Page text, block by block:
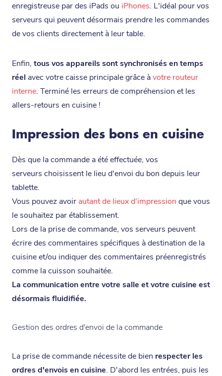
enregistreuse par des iPads ou iPhones. L'idéal pour vos
serveurs qui peuvent désormais prendre les commandes
de vos clients directement à leur table.
Enfin, tous vos appareils sont synchronisés en temps
réel avec votre caisse principale grâce àvotre routeur
interne. Terminé les erreurs de compréhension et les
allers-retours en cuisine !
Impression des bons en cuisine
Dès que la commande a été effectuée, vos
serveurs choisissent le lieu d'envoi du bon depuis leur
tablette.
Vous pouvez avoir autant de lieux d'impression que vous
le souhaitez par établissement.
Lors de la prise de commande, vos serveurs peuvent
écrire des commentaires spécifiques à destination de la
cuisine et/ou indiquer des commentaires préenregistrés
comme la cuisson souhaitée.
La communication entre votre salle et votre cuisine est
désormais fluidifiée.
Gestion des ordres d'envoi de la commande
La prise de commande nécessite de bien respecter les
ordres d'envois en cuisine. D'abord les entrées, puis les